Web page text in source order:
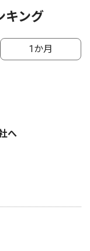
キング
1か月
へ